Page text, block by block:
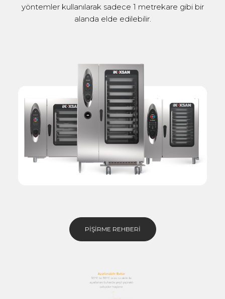
yöntemler kullanılarak sadece 1 metrekare gibi bir
alanda elde edilebilir.
PIŞIRME REHBERI